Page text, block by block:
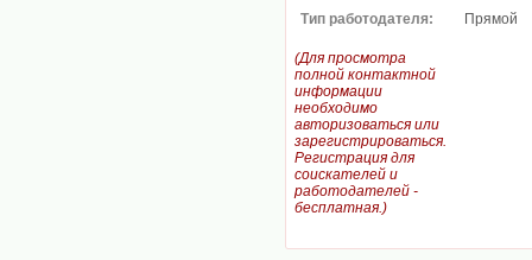
Тип работодателя:
Прямой
(Для просмотра
полной контактной
информации
необходимо
авторизоваться или
зарегистрироваться.
Регистрация для
соискателей и
работодателей -
бесплатная.)